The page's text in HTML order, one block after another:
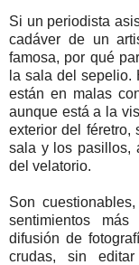
Si un periodista
cadáver de un
famosa, por qué
la sala del sepelio.
están en malas
aunque está a la
exterior del féretro,
sala y los pasillos,
del velatorio.
Son
sentimientos
difusión de
crudas, sin